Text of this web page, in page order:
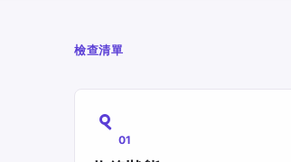
檢查清單
01